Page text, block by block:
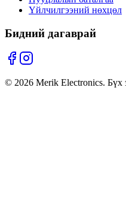
Үйлчилгээний нөхцөл
Бидний дагаврай
© 2026 Merik Electronics. Бүх